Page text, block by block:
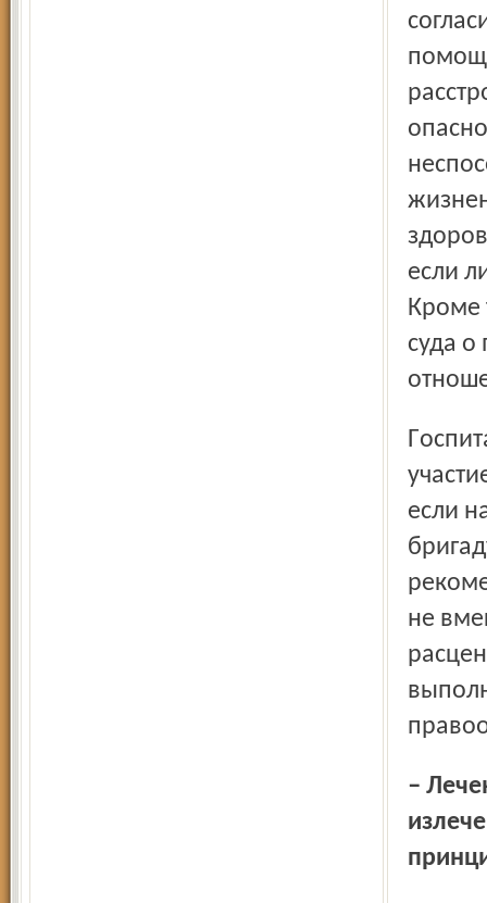
если
Кроме
суда о
Госпитализация – сложный многоступенчатый процесс с
если
не
– Лечение – сложный процесс, а есть ли случаи полного